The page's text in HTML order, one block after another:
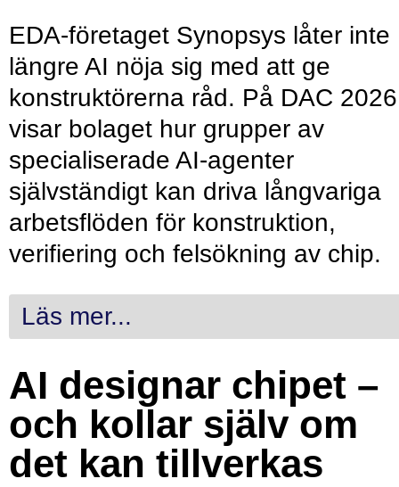
EDA-företaget Synopsys låter inte
längre AI nöja sig med att ge
konstruktörerna råd. På DAC 2026
visar bolaget hur grupper av
specialiserade AI-agenter
självständigt kan driva långvariga
arbetsflöden för konstruktion,
verifiering och felsökning av chip.
Läs mer...
AI designar chipet –
och kollar själv om
det kan tillverkas